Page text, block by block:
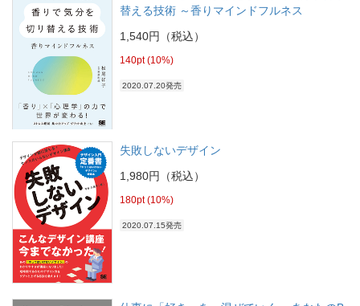
替える技術 ～香りマインドフルネス
1,540円（税込）
140pt (10%)
2020.07.20発売
失敗しないデザイン
1,980円（税込）
180pt (10%)
2020.07.15発売